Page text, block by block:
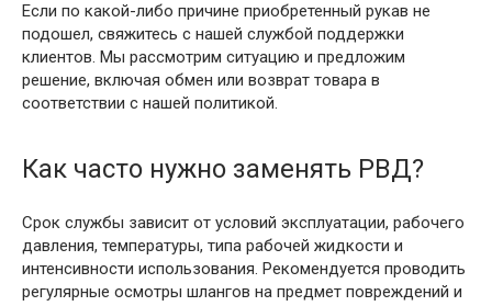
Если по какой-либо причине приобретенный рукав не
подошел, свяжитесь с нашей службой поддержки
клиентов. Мы рассмотрим ситуацию и предложим
решение, включая обмен или возврат товара в
соответствии с нашей политикой.
Как часто нужно заменять РВД?
Срок службы зависит от условий эксплуатации, рабочего
давления, температуры, типа рабочей жидкости и
интенсивности использования. Рекомендуется проводить
регулярные осмотры шлангов на предмет повреждений и